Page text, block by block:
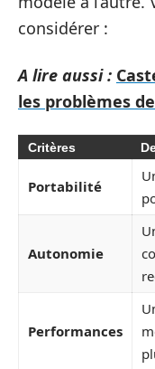
considérer :
A lire aussi :
les problèmes
Critères
Portabilité
Autonomie
Performances